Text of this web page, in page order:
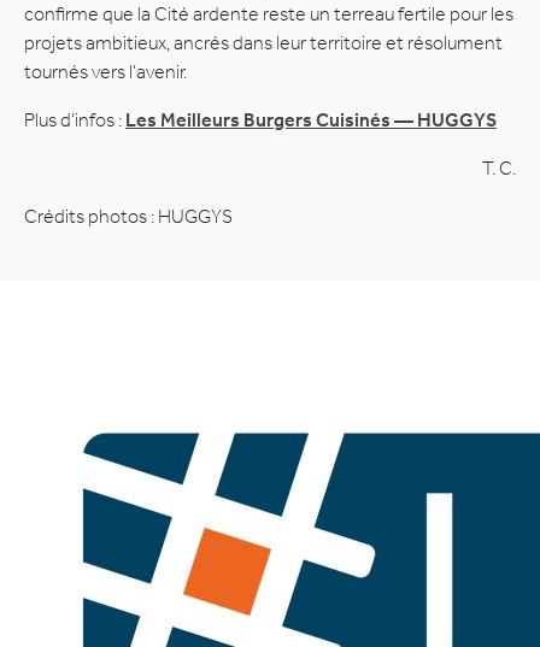
confirme que la Cité ardente reste un terreau fertile pour les
projets ambitieux, ancrés dans leur territoire et résolument
tournés vers l’avenir.
Plus d’infos : Les Meilleurs Burgers Cuisinés — HUGGYS
T. C.
Crédits photos : HUGGYS